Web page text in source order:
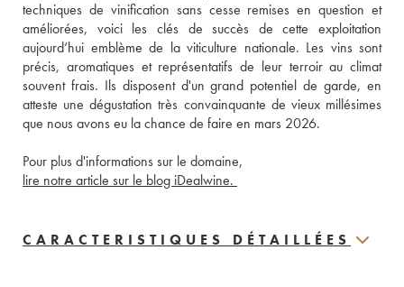
techniques de vinification sans cesse remises en question et
améliorées, voici les clés de succès de cette exploitation
aujourd’hui emblème de la viticulture nationale. Les vins sont
précis, aromatiques et représentatifs de leur terroir au climat
souvent frais. Ils disposent d'un grand potentiel de garde, en
atteste une dégustation très convainquante de vieux millésimes
que nous avons eu la chance de faire en mars 2026.
Pour plus d'informations sur le domaine,
lire notre article sur le blog iDealwine.
CARACTERISTIQUES DÉTAILLÉES